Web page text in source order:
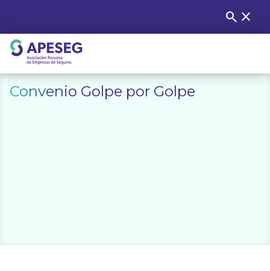
content
Buscar:
search close
APESEG
Convenio Golpe por Golpe